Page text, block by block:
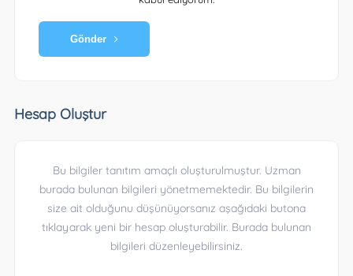
Gönder
Hesap Oluştur
Bu bilgiler tanıtım amaçlı oluşturulmuştur. Uzman
burada bulunan bilgileri yönetmemektedir. Bu bilgilerin
size ait olduğunu düşünüyorsanız aşağıdaki butona
tıklayarak yeni bir hesap oluşturabilir. Burada bulunan
bilgileri düzenleyebilirsiniz.